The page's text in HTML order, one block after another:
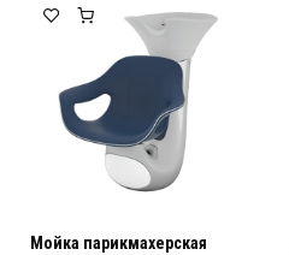
Мойка парикмахерская